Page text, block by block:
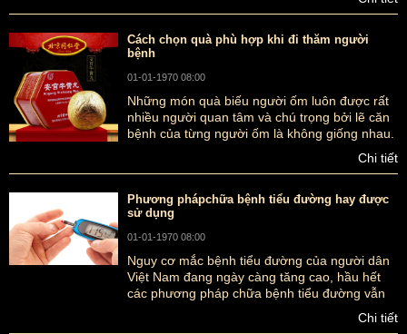
Cách chọn quà phù hợp khi đi thăm người
bệnh
01-01-1970 08:00
Những món quà biếu người ốm luôn được rất
nhiều người quan tâm và chú trọng bởi lẽ căn
bệnh của từng người ốm là không giống nhau.
Hoa tươi hoặc những món đồ khác thường chỉ
mang ý nghĩa tinh thần, trong khi đó, những
ưa chuộng nhất là quà biếu về sức khỏe
Chi tiết
Phương phápchữa bệnh tiểu đường hay được
sử dụng
01-01-1970 08:00
Nguy cơ mắc bệnh tiểu đường của người dân
Việt Nam đang ngày càng tăng cao, hầu hết
các phương pháp chữa bệnh tiểu đường vẫn
phương pháp chữa bệnh tiểu đường nào hay
Chi tiết